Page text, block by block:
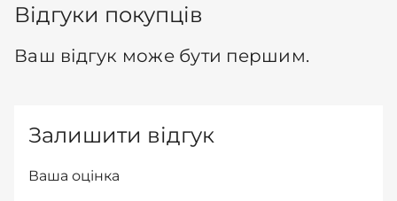
Відгуки покупців
Ваш відгук може бути першим.
Залишити відгук
Ваша оцінка